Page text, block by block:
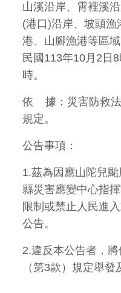
山溪沿岸、霄裡溪
(港口)沿岸、坡頭漁
港、山腳漁港等區
民國113年10月2日
時。
依 據：災害防救法
規定。
公告事項：
1.茲為因應山陀兒
縣災害應變中心指
限制或禁止人民進
公告。
2.違反本公告者，
（第3款）規定舉發